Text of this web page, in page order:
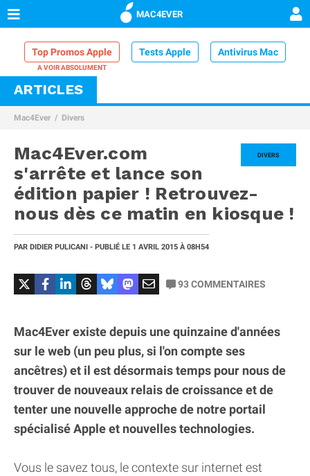
MAC4EVER
Top Promos Apple Tests Apple Antivirus Mac
VPN Mac
Comparatif iPhone
ARTICLES
Mac4Ever Divers
DIVERS
Mac4Ever.com
s'arrête et lance son
édition papier ! Retrouvez-
nous dès ce matin en kiosque !
PAR DIDIER PULICANI - PUBLIÉ LE 1 AVRIL 2015 À 08H54
93COMMENTAIRES
Mac4Ever existe depuis une quinzaine d'années
sur le web (un peu plus, si l'on compte ses
ancêtres) et il est désormais temps pour nous de
trouver de nouveaux relais de croissance et de
tenter une nouvelle approche de notre portail
spécialisé Apple et nouvelles technologies.
Vous le savez tous, le contexte sur internet est